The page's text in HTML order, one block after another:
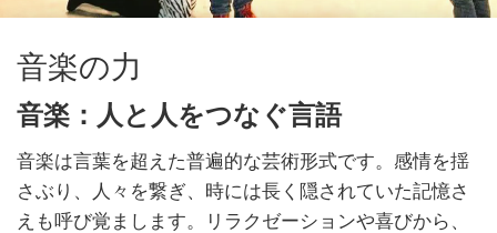
音楽の力
音楽：人と人をつなぐ言語
音楽は言葉を超えた普遍的な芸術形式です。感情を揺
さぶり、人々を繋ぎ、時には長く隠されていた記憶さ
えも呼び覚まします。リラクゼーションや喜びから、